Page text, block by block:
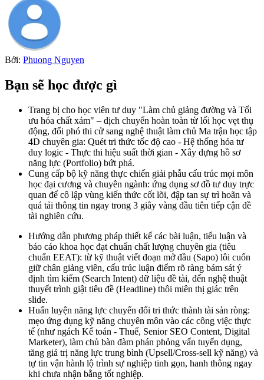
Bởi: Phuong Nguyen
Bạn sẽ học được gì
Trang bị cho học viên tư duy "Làm chủ giảng đường và Tối
ưu hóa chất xám" – dịch chuyển hoàn toàn từ lối học vẹt thụ
động, đối phó thi cử sang nghệ thuật làm chủ Ma trận học tập
4D chuyên gia: Quét tri thức tốc độ cao - Hệ thống hóa tư
duy logic - Thực thi hiệu suất thời gian - Xây dựng hồ sơ
năng lực (Portfolio) bứt phá.
Cung cấp bộ kỹ năng thực chiến giải phẫu cấu trúc mọi môn
học đại cương và chuyên ngành: ứng dụng sơ đồ tư duy trực
quan để cô lập vùng kiến thức cốt lõi, đập tan sự trì hoãn và
quá tải thông tin ngay trong 3 giây vàng đầu tiên tiếp cận đề
tài nghiên cứu.
Hướng dẫn phương pháp thiết kế các bài luận, tiểu luận và
báo cáo khoa học đạt chuẩn chất lượng chuyên gia (tiêu
chuẩn EEAT): từ kỹ thuật viết đoạn mở đầu (Sapo) lôi cuốn
giữ chân giảng viên, cấu trúc luận điểm rõ ràng bám sát ý
định tìm kiếm (Search Intent) dữ liệu đề tài, đến nghệ thuật
thuyết trình giật tiêu đề (Headline) thôi miên thị giác trên
slide.
Huấn luyện năng lực chuyển đổi tri thức thành tài sản ròng:
mẹo ứng dụng kỹ năng chuyên môn vào các công việc thực
tế (như ngách Kế toán - Thuế, Senior SEO Content, Digital
Marketer), làm chủ bàn đàm phán phỏng vấn tuyển dụng,
tăng giá trị năng lực trung bình (Upsell/Cross-sell kỹ năng) và
tự tin vận hành lộ trình sự nghiệp tinh gọn, hanh thông ngay
khi chưa nhận bằng tốt nghiệp.